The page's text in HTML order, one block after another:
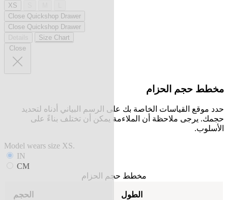
XS
Close Quickshop Drawer
Close Quickshop Drawer
Size Chart
Close
مخطط حجم الحزام
حدد موقع القياسات الخاصة بك على الرسم البياني أدناه لتحديد
حجمك. يرجى ملاحظة أن الملاءمة يمكن أن تختلف بناءً على
الأسلوب.
Model wears size XS.
IN
CM
مخطط حجم الحزام
الحجم الطول